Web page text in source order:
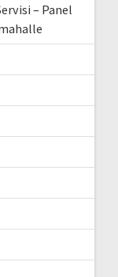
– Panel